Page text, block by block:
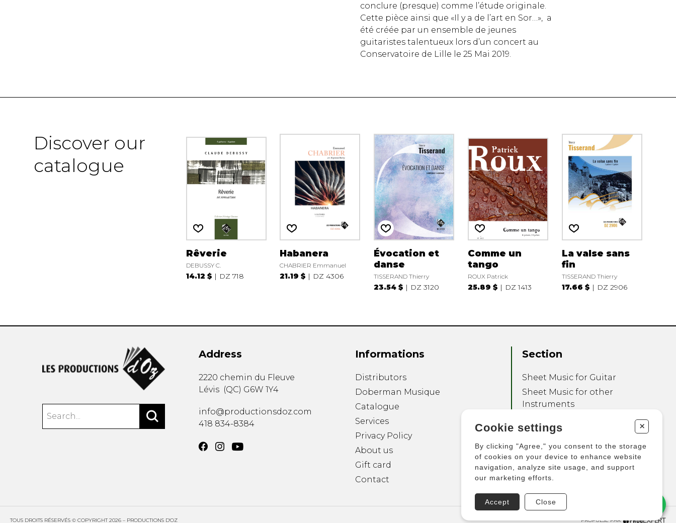
conclure (presque) comme l’étude originale.
Cette pièce ainsi que «Il y a de l’art en Sor…», a
été créée par un ensemble de jeunes
guitaristes talentueux lors d’un concert au
Conservatoire de Lille le 25 Mai 2019.
Discover our
catalogue
Rêverie
DEBUSSY C.
14.12 $ DZ 718
Habanera
CHABRIER Emmanuel
21.19 $ DZ 4306
Évocation et
danse
TISSERAND Thierry
23.54 $ DZ 3120
Comme un
tango
ROUX Patrick
25.89 $ DZ 1413
La valse sans
fin
TISSERAND Thierry
17.66 $ DZ 2906
Address
2220 chemin du Fleuve
Lévis (QC) G6W 1Y4
info@productionsdoz.com
418 834-8384
Informations
Distributors
Doberman Musique
Catalogue
Services
Privacy Policy
About us
Gift card
Contact
Section
Sheet Music for Guitar
Sheet Music for other
Instruments
Other Products
TOUS DROITS RÉSERVÉS © COPYRIGHT 2026 – PRODUCTIONS D'OZ PROPULSÉ PAR
Cookie settings +
By clicking "Agree," you consent to the storage
of cookies on your device to enhance website
navigation, analyze site usage, and support
our marketing efforts.
Accept Close